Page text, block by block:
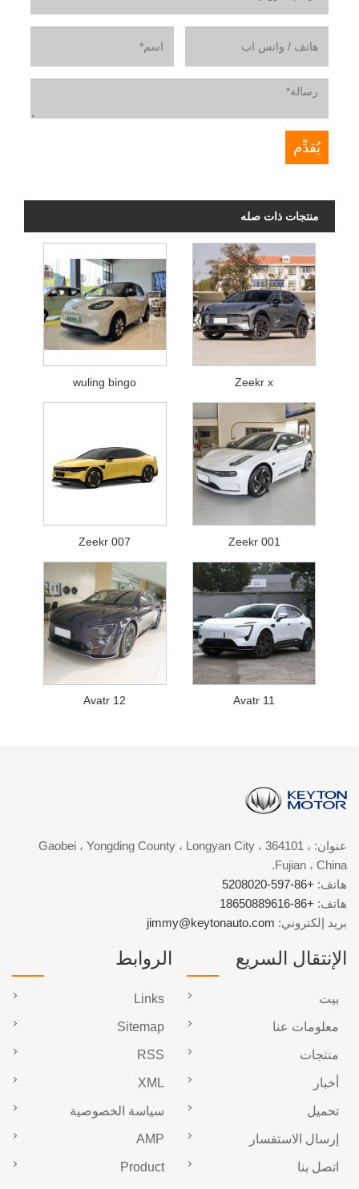
منتجات ذات صله
wuling bingo Zeekr x
Zeekr 007 Zeekr 001
Avatr 12 Avatr 11
عنوان: Gaobei ، Yongding County ، Longyan City ، 364101 ،
Fujian ، China.
هاتف: +86-597-5208020
هاتف: +86-18650889616
بريد إلكتروني: jimmy@keytonauto.com
الإنتقال السريع
بيت
معلومات عنا
منتجات
أخبار
تحميل
إرسال الاستفسار
اتصل بنا
الروابط
Links
Sitemap
RSS
XML
سياسة الخصوصية
AMP
Product